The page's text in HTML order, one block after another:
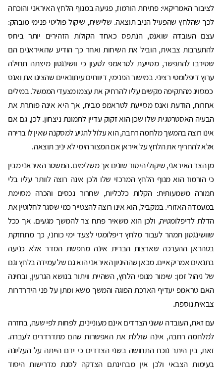
לציבור האמריקאי: פתיחת הורמוז, פגיעה במנוף הלחץ האיראני והוכחה
לכך שהלחץ שהפעיל הניב תוצאה. שלישית, שיקול פוליטי פנימי מובהק:
עצם העובדה שואנס, הנתפס כאחד הקולות הזהירים יותר ביחס
להתערבות צבאית, הוביל את השיחות ואחר כך הודיע שהאיראנים הם
שסירבו להתפשר, מסייעת לטראמפ לטעון כי וושינגטון מיצתה תחילה
ערוץ דיפלומטי רציני. במישור הפנימי, דיווחים עיתונאיים שהציגו את ואנס
כמסויג מהתקיפה מקשים עליו להרחיק את עצמו מצעדי הממשל. במילים
אחרות, הודעת ואנס מסייעת לטראמפ מבית, אך היא אינה פותרת את
הבעיה האסטרטגית שלו שכן הוא זקוק עדיין לתמונת ניצחון. לכן, גם אם
אינו רוצה בהמשך מלחמה רחבה, הוא עלול להגיע למסקנה שאין לו ברירה
אלא להחריף את הלחץ על איראן אם המצור הימי לא יניב תוצאה.
מן הצד האיראני, שיקולי היסוד שונים אך משלימים. המשטר האיראני מבין
כי הורמוז הוא מנוף הלחץ המרכזי שלו ולכן אינה רוצה לוותר עליו בלי
תמורה משמעותית: הקלות כלכליות, שחרור נכסים והכרה מסוימת
במעמדה האזורי. במקביל, הוא אינו רוצה להצטייר כמי שסגר לחלוטין את
הדלת לדיפלומטיה, ולכן הוא משאיר פתח צר להמשך מגעים. אך ככל
שוושינגטון תמהר לעבור מלחץ דיפלומטי לצעד ימי כוחני, כך מתחזקת
בטהראן ההערכה שארצות הברית אינה מחפשת הסדר אלא כניעה
בתנאים אמריקאיים. מכאן שההיגיון האיראני הוא גם של עמידה בלחץ וגם
של ניהול זמן: שימור מנופי הלחץ, השהיית וויתור בנושא הגרעין, ובחינה
האם טראמפ יעדיף הארכת הפוגה והמשך משא ומתן על פני הידרדרות
צבאית נוספת.
עם זאת, העובדה ששני הצדדים אינם מעוניינים, לפחות לפי שעה, בחזרה
למלחמה רחבה, אינה שוללת את האפשרות שהם מתדרדרים לעברה.
זאת, בין היתר נוכח התחושה בשני הצדדים כי ידם הייתה על העליונה
בעימות הצבאי ולכן אין מבחינתם הצדקה לסגת מדרישות היסוד